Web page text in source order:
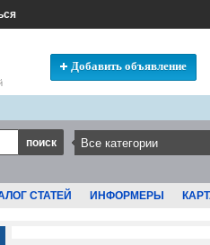
Добавить объявление
СТАТЕЙ ИНФОРМЕРЫ